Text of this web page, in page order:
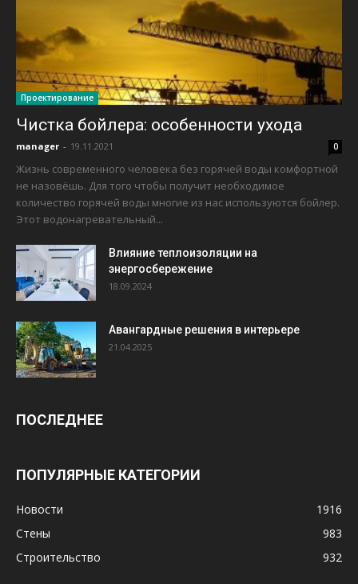
Проектирование
Чистка бойлера: особенности ухода
manager - 19.11.2021 0
Жизнь современного человека без горячей воды комфортной
не назовёшь. Для того чтобы получит необходимое
количество горячей воды многие из нас используются бойлер.
Этот водонагревательный...
Влияние теплоизоляции на
энергосбережение
18.09.2024
Авангардные решения в интерьере
21.04.2025
ПОСЛЕДНЕЕ
ПОПУЛЯРНЫЕ КАТЕГОРИИ
Новости
1916
Стены
983
Строительство
932